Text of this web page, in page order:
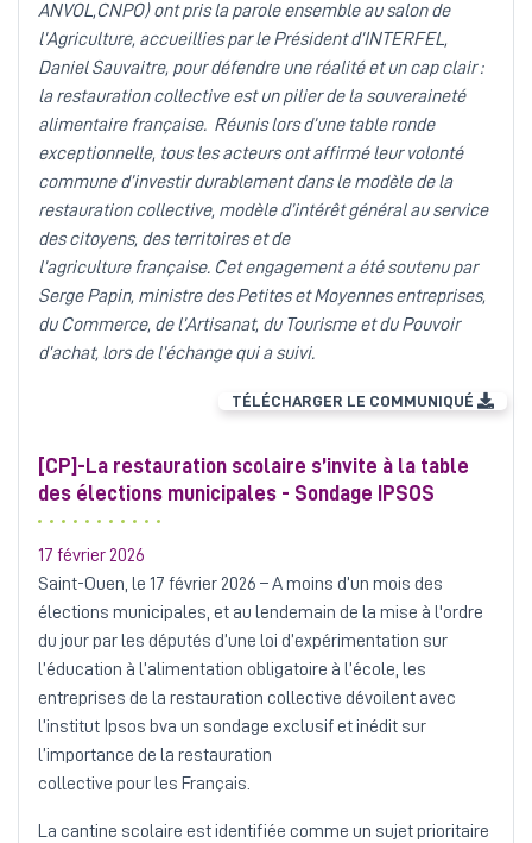
ANVOL,CNPO) ont pris la parole ensemble au salon de
l’Agriculture, accueillies par le Président d’INTERFEL,
Daniel Sauvaitre, pour défendre une réalité et un cap clair :
la restauration collective est un pilier de la souveraineté
alimentaire française. Réunis lors d’une table ronde
exceptionnelle, tous les acteurs ont affirmé leur volonté
commune d’investir durablement dans le modèle de la
restauration collective, modèle d’intérêt général au service
des citoyens, des territoires et de
l’agriculture française. Cet engagement a été soutenu par
Serge Papin, ministre des Petites et Moyennes entreprises,
du Commerce, de l’Artisanat, du Tourisme et du Pouvoir
d’achat, lors de l’échange qui a suivi.
TÉLÉCHARGER LE COMMUNIQUÉ
[CP]-La restauration scolaire s’invite à la table
des élections municipales - Sondage IPSOS
17 février 2026
Saint-Ouen, le 17 février 2026 – A moins d’un mois des
élections municipales, et au lendemain de la mise à l'ordre
du jour par les députés d’une loi d’expérimentation sur
l’éducation à l’alimentation obligatoire à l’école, les
entreprises de la restauration collective dévoilent avec
l’institut Ipsos bva un sondage exclusif et inédit sur
l’importance de la restauration
collective pour les Français.
La cantine scolaire est identifiée comme un sujet prioritaire